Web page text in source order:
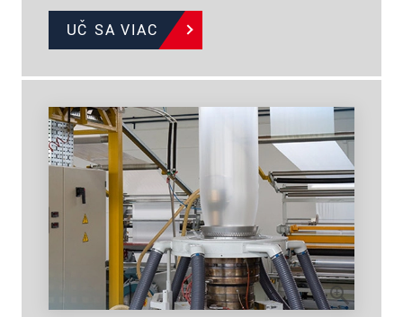
UČ SA VIAC